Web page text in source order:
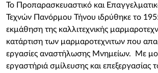
Το Προπαρασκευαστικό και
Τεχνών Πανόρμου Τήνου ιδρύθηκε το
εκμάθηση της καλλιτεχνικής
κατάρτιση των μαρμαροτεχνιτων που
εργασίες αναστήλωσης Μνημείων. Με
εργαστήριά σμίλευσης και επεξεργασίας